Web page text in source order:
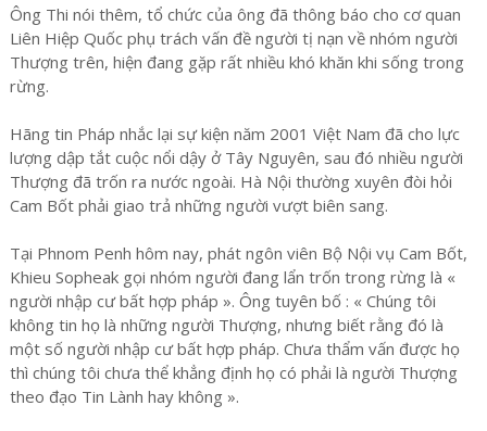
Ông Thi nói thêm, tổ chức của ông đã thông báo cho cơ quan
Liên Hiệp Quốc phụ trách vấn đề người tị nạn về nhóm người
Thượng trên, hiện đang gặp rất nhiều khó khăn khi sống trong
rừng.
Hãng tin Pháp nhắc lại sự kiện năm 2001 Việt Nam đã cho lực
lượng dập tắt cuộc nổi dậy ở Tây Nguyên, sau đó nhiều người
Thượng đã trốn ra nước ngoài. Hà Nội thường xuyên đòi hỏi
Cam Bốt phải giao trả những người vượt biên sang.
Tại Phnom Penh hôm nay, phát ngôn viên Bộ Nội vụ Cam Bốt,
Khieu Sopheak gọi nhóm người đang lẩn trốn trong rừng là «
người nhập cư bất hợp pháp ». Ông tuyên bố : « Chúng tôi
không tin họ là những người Thượng, nhưng biết rằng đó là
một số người nhập cư bất hợp pháp. Chưa thẩm vấn được họ
thì chúng tôi chưa thể khẳng định họ có phải là người Thượng
theo đạo Tin Lành hay không ».